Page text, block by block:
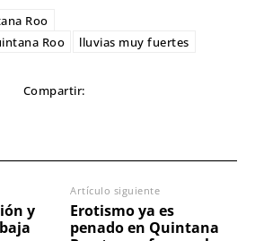
Roo
Roo
lluvias muy fuertes
Compartir:
y
Artículo siguiente
Erotismo ya es
penado en Quintana